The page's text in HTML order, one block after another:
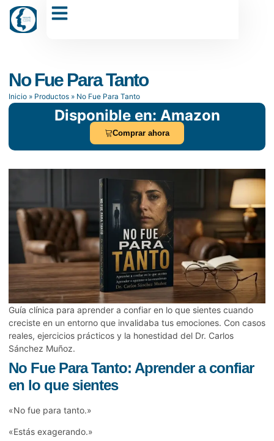
No Fue Para Tanto
Inicio » Productos » No Fue Para Tanto
Disponible en: Amazon
Comprar ahora
Guía clínica para aprender a confiar en lo que sientes cuando
creciste en un entorno que invalidaba tus emociones. Con casos
reales, ejercicios prácticos y la honestidad del Dr. Carlos
Sánchez Muñoz.
No Fue Para Tanto: Aprender a confiar
en lo que sientes
«No fue para tanto.»
«Estás exagerando.»